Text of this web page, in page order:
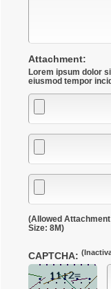
Attachment:
Lorem ipsum dolor
eiusmod tempor
Attachment
1
Attachment
2
Attachment
3
(Allowed Attachment
Size: 8M)
CAPTCHA: